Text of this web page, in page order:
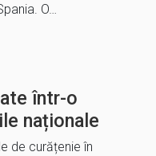
O…
într-o
naționale
de curățenie în